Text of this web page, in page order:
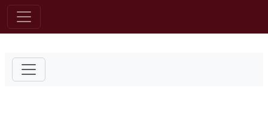
Pāriet uz saturu